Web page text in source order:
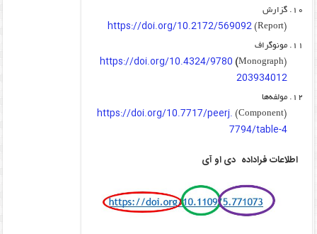
گزارش
(Report)
https://doi.org/10.2172/569092
مونوگراف
(Monograph
)
https://doi.org/10.4324/9780
203934012
مولفه‌ها
(Component)
https://doi.org/10.7717/peerj.
7794/table-4
اطلاعات فراداده دی او آی